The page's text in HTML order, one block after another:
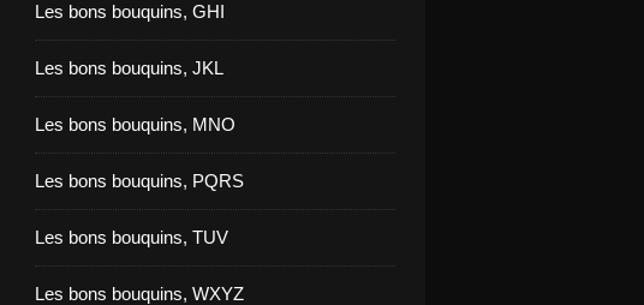
Les bons bouquins, GHI
Les bons bouquins, JKL
Les bons bouquins, MNO
Les bons bouquins, PQRS
Les bons bouquins, TUV
Les bons bouquins, WXYZ